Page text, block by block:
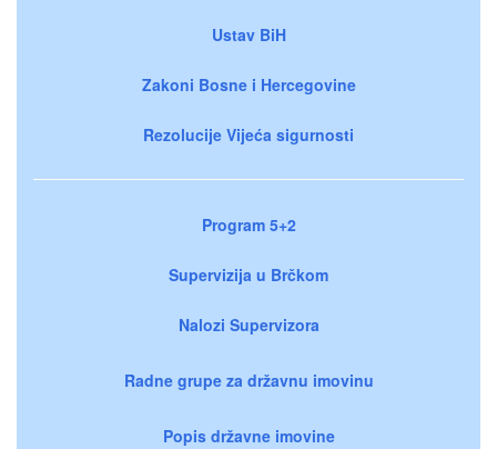
Ustav BiH
Zakoni Bosne i Hercegovine
Rezolucije Vijeća sigurnosti
Program 5+2
Supervizija u Brčkom
Nalozi Supervizora
Radne grupe za državnu imovinu
Popis državne imovine